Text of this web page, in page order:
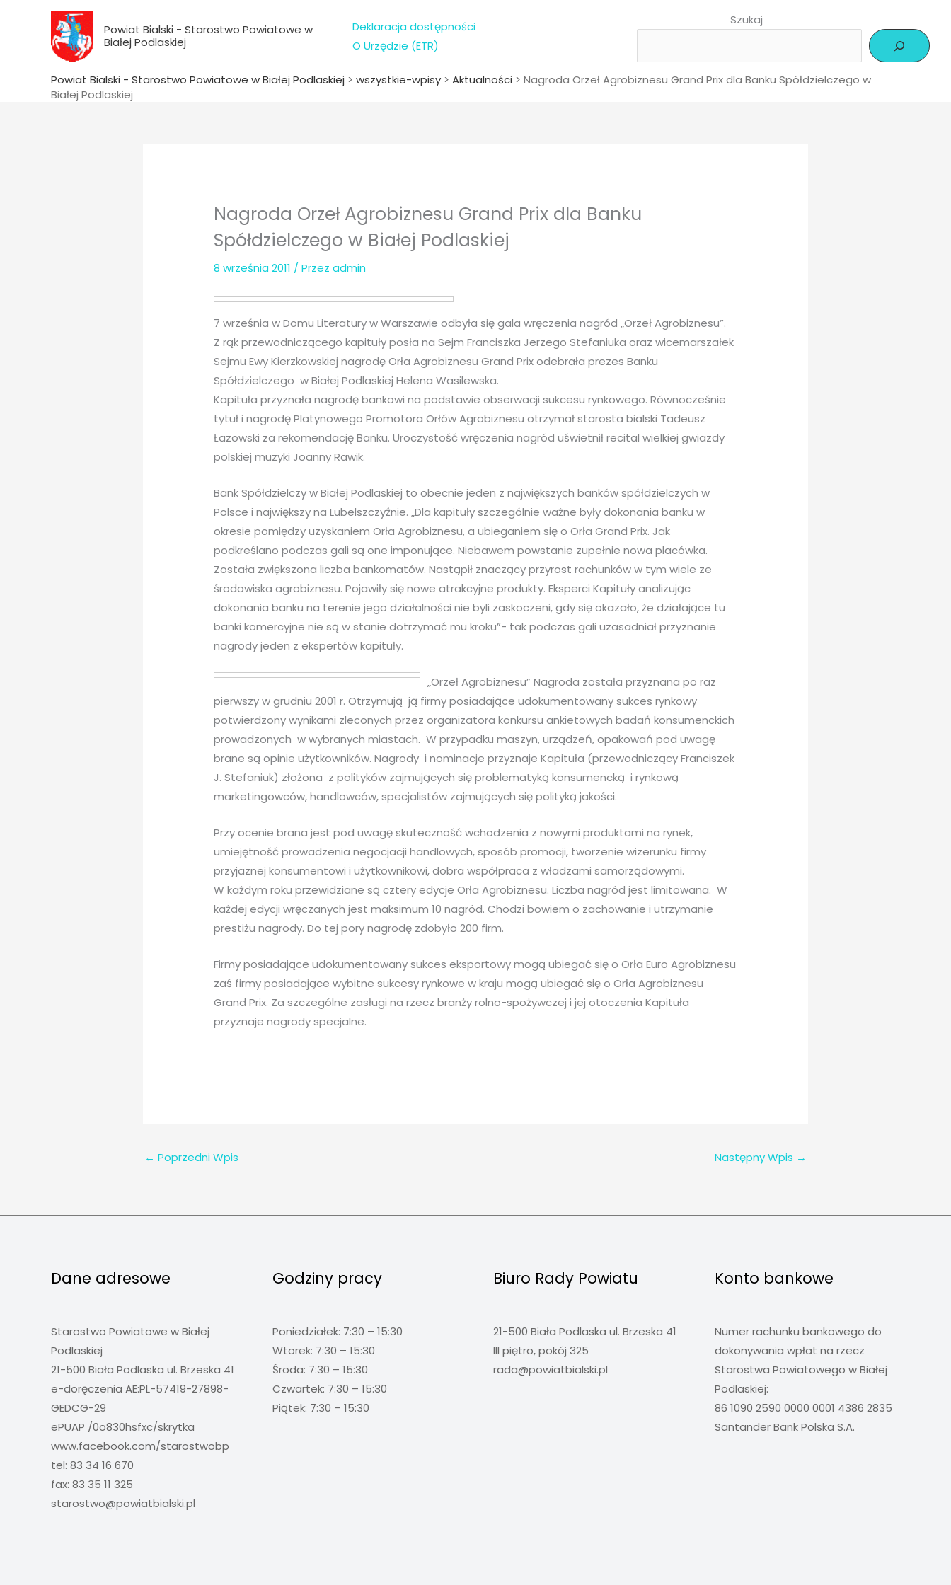
Powiat Bialski - Starostwo Powiatowe w
Białej Podlaskiej
Deklaracja dostępności
O Urzędzie (ETR)
Szukaj
Powiat Bialski - Starostwo Powiatowe w Białej Podlaskiej > wszystkie-wpisy > Aktualności > Nagroda Orzeł Agrobiznesu Grand Prix dla Banku Spółdzielczego w
Białej Podlaskiej
Nagroda Orzeł Agrobiznesu Grand Prix dla Banku
Spółdzielczego w Białej Podlaskiej
8 września 2011 / Przezadmin
7 września w Domu Literatury w Warszawie odbyła się gala wręczenia nagród „Orzeł Agrobiznesu”.
Z rąk przewodniczącego kapituły posła na Sejm Franciszka Jerzego Stefaniuka oraz wicemarszałek
Sejmu Ewy Kierzkowskiej nagrodę Orła Agrobiznesu Grand Prix odebrała prezes Banku
Spółdzielczego w Białej Podlaskiej Helena Wasilewska.
Kapituła przyznała nagrodę bankowi na podstawie obserwacji sukcesu rynkowego. Równocześnie
tytuł i nagrodę Platynowego Promotora Orłów Agrobiznesu otrzymał starosta bialski Tadeusz
Łazowski za rekomendację Banku. Uroczystość wręczenia nagród uświetnił recital wielkiej gwiazdy
polskiej muzyki Joanny Rawik.
Bank Spółdzielczy w Białej Podlaskiej to obecnie jeden z największych banków spółdzielczych w
Polsce i największy na Lubelszczyźnie. „Dla kapituły szczególnie ważne były dokonania banku w
okresie pomiędzy uzyskaniem Orła Agrobiznesu, a ubieganiem się o Orła Grand Prix. Jak
podkreślano podczas gali są one imponujące. Niebawem powstanie zupełnie nowa placówka.
Została zwiększona liczba bankomatów. Nastąpił znaczący przyrost rachunków w tym wiele ze
środowiska agrobiznesu. Pojawiły się nowe atrakcyjne produkty. Eksperci Kapituły analizując
dokonania banku na terenie jego działalności nie byli zaskoczeni, gdy się okazało, że działające tu
banki komercyjne nie są w stanie dotrzymać mu kroku”- tak podczas gali uzasadniał przyznanie
nagrody jeden z ekspertów kapituły.
„Orzeł Agrobiznesu” Nagroda została przyznana po raz
pierwszy w grudniu 2001 r. Otrzymują ją firmy posiadające udokumentowany sukces rynkowy
potwierdzony wynikami zleconych przez organizatora konkursu ankietowych badań konsumenckich
prowadzonych w wybranych miastach. W przypadku maszyn, urządzeń, opakowań pod uwagę
brane są opinie użytkowników. Nagrody i nominacje przyznaje Kapituła (przewodniczący Franciszek
J. Stefaniuk) złożona z polityków zajmujących się problematyką konsumencką i rynkową
marketingowców, handlowców, specjalistów zajmujących się polityką jakości.
Przy ocenie brana jest pod uwagę skuteczność wchodzenia z nowymi produktami na rynek,
umiejętność prowadzenia negocjacji handlowych, sposób promocji, tworzenie wizerunku firmy
przyjaznej konsumentowi i użytkownikowi, dobra współpraca z władzami samorządowymi.
W każdym roku przewidziane są cztery edycje Orła Agrobiznesu. Liczba nagród jest limitowana. W
każdej edycji wręczanych jest maksimum 10 nagród. Chodzi bowiem o zachowanie i utrzymanie
prestiżu nagrody. Do tej pory nagrodę zdobyło 200 firm.
Firmy posiadające udokumentowany sukces eksportowy mogą ubiegać się o Orła Euro Agrobiznesu
zaś firmy posiadające wybitne sukcesy rynkowe w kraju mogą ubiegać się o Orła Agrobiznesu
Grand Prix. Za szczególne zasługi na rzecz branży rolno-spożywczej i jej otoczenia Kapituła
przyznaje nagrody specjalne.
← Poprzedni Wpis Następny Wpis →
Dane adresowe
Starostwo Powiatowe w Białej
Podlaskiej
21-500 Biała Podlaska ul. Brzeska 41
e-doręczenia AE:PL-57419-27898-
GEDCG-29
ePUAP /0o830hsfxc/skrytka
www.facebook.com/starostwobp
tel: 83 34 16 670
fax: 83 35 11 325
starostwo@powiatbialski.pl
Godziny pracy
Poniedziałek: 7:30 – 15:30
Wtorek: 7:30 – 15:30
Środa: 7:30 – 15:30
Czwartek: 7:30 – 15:30
Piątek: 7:30 – 15:30
Biuro Rady Powiatu
21-500 Biała Podlaska ul. Brzeska 41
III piętro, pokój 325
rada@powiatbialski.pl
Konto bankowe
Numer rachunku bankowego do
dokonywania wpłat na rzecz
Starostwa Powiatowego w Białej
Podlaskiej:
86 1090 2590 0000 0001 4386 2835
Santander Bank Polska S.A.